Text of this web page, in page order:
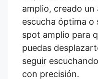
amplio, creado un
escucha óptima o
spot amplio para
puedas
seguir
con precisión.